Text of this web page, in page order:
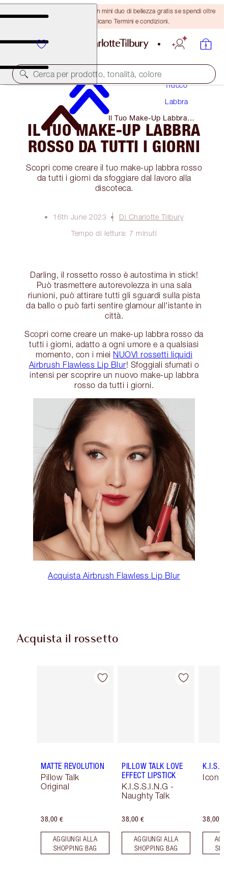
ULTIMA OCCASIONE! Ricevi un mini duo di bellezza gratis se spendi oltre
110 €! Si applicano Termini e condizioni.
Cerca per prodotto, tonalità, colore
Trucco
Labbra
Il Tuo Make-Up Labbra
Rosso Da Tutti I Giorni
IL TUO MAKE-UP LABBRA
ROSSO DA TUTTI I GIORNI
Scopri come creare il tuo make-up labbra rosso
da tutti i giorni da sfoggiare dal lavoro alla
discoteca.
16th June 2023
Di Charlotte Tilbury
Tempo di lettura: 7 minuti
Darling, il rossetto rosso è autostima in stick!
Può trasmettere autorevolezza in una sala
riunioni, può attirare tutti gli sguardi sulla pista
da ballo o può farti sentire glamour all'istante in
città.
Scopri come creare un make-up labbra rosso da
tutti i giorni, adatto a ogni umore e a qualsiasi
momento, con i miei NUOVI rossetti liquidi
Airbrush Flawless Lip Blur! Sfoggiali sfumati o
intensi per scoprire un nuovo make-up labbra
rosso da tutti i giorni.
Acquista Airbrush Flawless Lip Blur
Acquista il rossetto
Articolo 1 di 54
MATTE REVOLUTION
Pillow Talk
Original
38,00 €
AGGIUNGI ALLA
SHOPPING BAG
Articolo 2 di 54
PILLOW TALK LOVE
EFFECT LIPSTICK
K.I.S.S.I.N.G -
Naughty Talk
38,00 €
AGGIUNGI ALLA
SHOPPING BAG
Icon
38,00 €